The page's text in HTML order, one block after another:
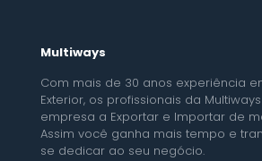
Multiways
Com mais de 30 anos experiência
Exterior, os profissionais da
empresa a Exportar e Importar de
Assim você ganha mais tempo e
se dedicar ao seu negócio.